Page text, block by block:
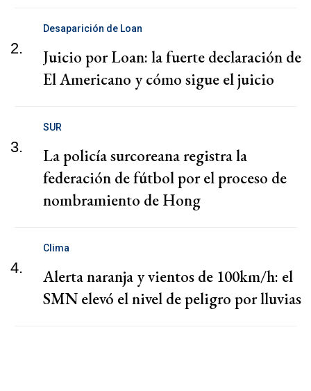
2.
Desaparición de Loan
Juicio por Loan: la fuerte declaración de
El Americano y cómo sigue el juicio
3.
SUR
La policía surcoreana registra la
federación de fútbol por el proceso de
nombramiento de Hong
4.
Clima
Alerta naranja y vientos de 100km/h: el
SMN elevó el nivel de peligro por lluvias